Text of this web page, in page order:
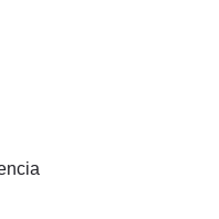
ES CUBA.